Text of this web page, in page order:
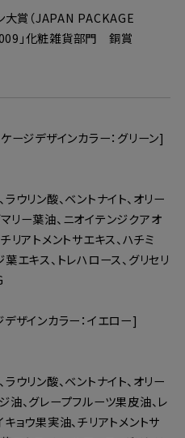
大賞（JAPAN PACKAGE
」化粧雑貨部門 銅賞
ージデザインカラー：グリーン]
ウリン酸、ベントナイト、オリー
リー葉油、ニオイテンジクアオ
リアトメントサエキス、ハチミ
エキス、トレハロース、グリセリ
ザインカラー：イエロー]
ウリン酸、ベントナイト、オリー
油、グレープフルーツ果皮油、レ
ョウ果実油、チリアトメントサ